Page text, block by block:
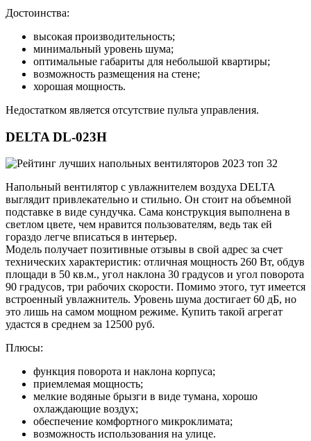
Достоинства:
высокая производительность;
минимальный уровень шума;
оптимальные габариты для небольшой квартиры;
возможность размещения на стене;
хорошая мощность.
Недостатком является отсутствие пульта управления.
DELTA DL-023H
Напольный вентилятор с увлажнителем воздуха DELTA
выглядит привлекательно и стильно. Он стоит на объемной
подставке в виде сундучка. Сама конструкция выполнена в
светлом цвете, чем нравится пользователям, ведь так ей
гораздо легче вписаться в интерьер.
Модель получает позитивные отзывы в свой адрес за счет
технических характеристик: отличная мощность 260 Вт, обдув
площади в 50 кв.м., угол наклона 30 градусов и угол поворота
90 градусов, три рабочих скорости. Помимо этого, тут имеется
встроенный увлажнитель. Уровень шума достигает 60 дБ, но
это лишь на самом мощном режиме. Купить такой агрегат
удастся в среднем за 12500 руб.
Плюсы:
функция поворота и наклона корпуса;
приемлемая мощность;
мелкие водяные брызги в виде тумана, хорошо
охлаждающие воздух;
обеспечение комфортного микроклимата;
возможность использования на улице.